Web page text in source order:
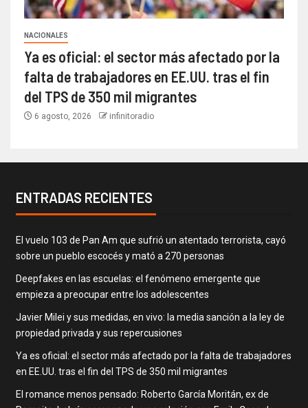
NACIONALES
Ya es oficial: el sector más afectado por la
falta de trabajadores en EE.UU. tras el fin
del TPS de 350 mil migrantes
6 agosto, 2026 infinitoradio
ENTRADAS RECIENTES
El vuelo 103 de Pan Am que sufrió un atentado terrorista, cayó
sobre un pueblo escocés y mató a 270 personas
Deepfakes en las escuelas: el fenómeno emergente que
empieza a preocupar entre los adolescentes
Javier Milei y sus medidas, en vivo: la media sanción a la ley de
propiedad privada y sus repercusiones
Ya es oficial: el sector más afectado por la falta de trabajadores
en EE.UU. tras el fin del TPS de 350 mil migrantes
El romance menos pensado: Roberto García Moritán, ex de